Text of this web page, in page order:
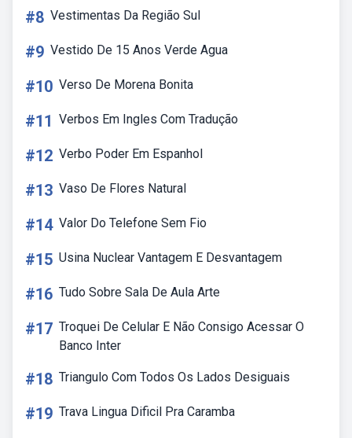
#8 Vestimentas Da Região Sul
#9 Vestido De 15 Anos Verde Agua
#10 Verso De Morena Bonita
#11 Verbos Em Ingles Com Tradução
#12 Verbo Poder Em Espanhol
#13 Vaso De Flores Natural
#14 Valor Do Telefone Sem Fio
#15 Usina Nuclear Vantagem E Desvantagem
#16 Tudo Sobre Sala De Aula Arte
#17 Troquei De Celular E Não Consigo Acessar O
Banco Inter
#18 Triangulo Com Todos Os Lados Desiguais
#19 Trava Lingua Dificil Pra Caramba